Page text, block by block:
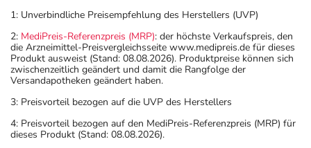
1: Unverbindliche Preisempfehlung des Herstellers (UVP)
2: MediPreis-Referenzpreis (MRP): der höchste Verkaufspreis, den
die Arzneimittel-Preisvergleichsseite www.medipreis.de für dieses
Produkt ausweist (Stand: 08.08.2026). Produktpreise können sich
zwischenzeitlich geändert und damit die Rangfolge der
Versandapotheken geändert haben.
3: Preisvorteil bezogen auf die UVP des Herstellers
4: Preisvorteil bezogen auf den MediPreis-Referenzpreis (MRP) für
dieses Produkt (Stand: 08.08.2026).